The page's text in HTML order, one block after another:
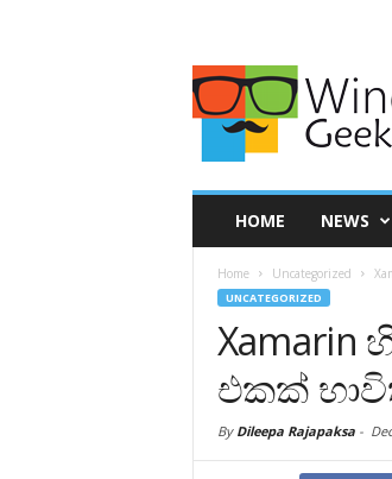
HOME NEWS
Home Uncategorized
UNCATEGORIZED
Xamarin
එකක්
By Dileepa Rajapaksa-